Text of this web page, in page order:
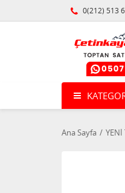
0(212) 513
Ana Sayfa YENİ